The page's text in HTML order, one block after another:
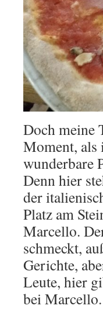
Doch meine
Moment, als
wunderbare
Denn hier
der
Platz am
Marcello.
schmeckt,
Gerichte,
Leute, hier
bei Marcello.